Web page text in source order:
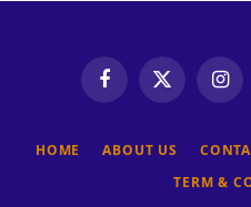
FacebookX
(Twitter)
HOME ABOUT US
TERM &